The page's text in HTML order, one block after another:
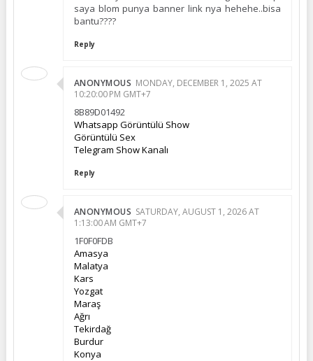
saya blom punya banner link nya hehehe..bisa
bantu????
Reply
ANONYMOUS MONDAY, DECEMBER 1, 2025 AT
10:20:00 PM GMT+7
8B89D01492
Whatsapp Görüntülü Show
Görüntülü Sex
Telegram Show Kanalı
Reply
ANONYMOUS SATURDAY, AUGUST 1, 2026 AT
1:13:00 AM GMT+7
1F0F0FDB
Amasya
Malatya
Kars
Yozgat
Maraş
Ağrı
Tekirdağ
Burdur
Konya